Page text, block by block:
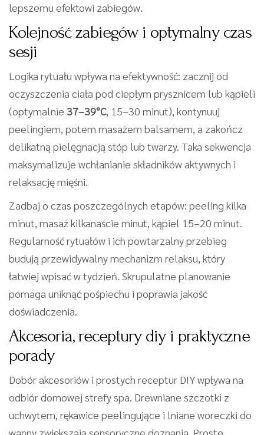
lepszemu efektowi zabiegów.
Kolejność zabiegów i optymalny czas
sesji
Logika rytuału wpływa na efektywność: zacznij od
oczyszczenia ciała pod ciepłym prysznicem lub kąpieli
(optymalnie 37–39°C, 15–30 minut), kontynuuj
peelingiem, potem masażem balsamem, a zakończ
delikatną pielęgnacją stóp lub twarzy. Taka sekwencja
maksymalizuje wchłanianie składników aktywnych i
relaksację mięśni.
Zadbaj o czas poszczególnych etapów: peeling kilka
minut, masaż kilkanaście minut, kąpiel 15–20 minut.
Regularność rytuałów i ich powtarzalny przebieg
budują przewidywalny mechanizm relaksu, który
łatwiej wpisać w tydzień. Skrupulatne planowanie
pomaga uniknąć pośpiechu i poprawia jakość
doświadczenia.
Akcesoria, receptury diy i praktyczne
porady
Dobór akcesoriów i prostych receptur DIY wpływa na
odbiór domowej strefy spa. Drewniane szczotki z
uchwytem, rękawice peelingujące i lniane woreczki do